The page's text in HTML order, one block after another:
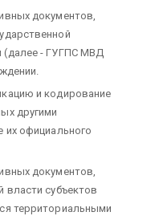
документов,
(далее - ГУГПС МВД
и кодирование
другими
их официального
документов,
власти субъектов
территориальными